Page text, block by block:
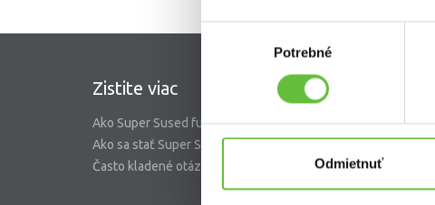
Výber
Potrebné
Odmietnuť
Zistite viac
Ako Super Sused funguje?
Ako sa stať Super Susedom?
Často kladené otázky
O nás
Riešenie
Blog